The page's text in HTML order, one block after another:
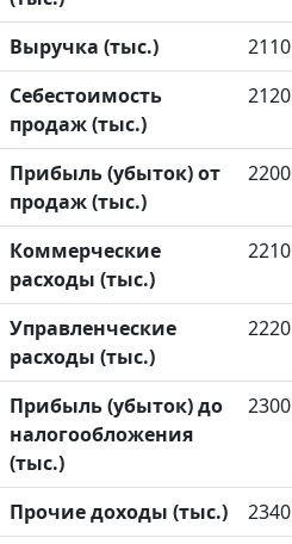
Выручка (тыс.) 2110
Себестоимость
продаж (тыс.)
2120
Прибыль (убыток) от
продаж (тыс.)
2200
Коммерческие
расходы (тыс.)
2210
Управленческие
расходы (тыс.)
2220
Прибыль (убыток) до
налогообложения
(тыс.)
2300
Прочие доходы (тыс.) 2340